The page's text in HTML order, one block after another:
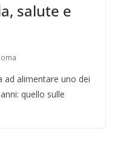
salute e
ad alimentare uno dei
quello sulle